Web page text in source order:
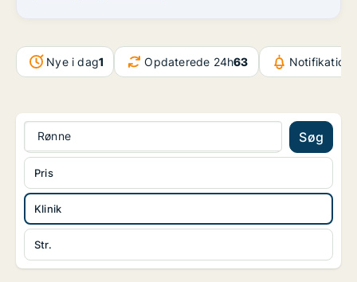
Nye i dag1 Opdaterede 24h63
Rønne Søg
Klinik
Str.
Pris